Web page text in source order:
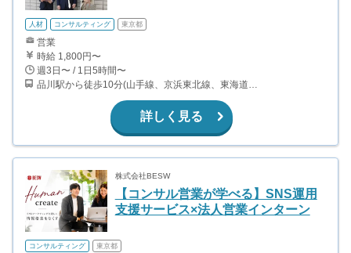
人材 コンサルティング 東京都
営業
時給 1,800円〜
週3日〜 / 1日5時間〜
詳しく見る
株式会社BESW
【コンサル営業が学べる】SNS運用
支援サービス×法人営業インターン
コンサルティング 東京都